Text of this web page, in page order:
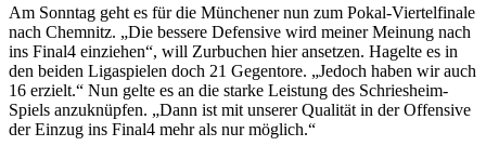
Am Sonntag geht es für die Münchener nun zum Pokal-Viertelfinale
nach Chemnitz. „Die bessere Defensive wird meiner Meinung nach
ins Final4 einziehen“, will Zurbuchen hier ansetzen. Hagelte es in
den beiden Ligaspielen doch 21 Gegentore. „Jedoch haben wir auch
16 erzielt.“ Nun gelte es an die starke Leistung des Schriesheim-
Spiels anzuknüpfen. „Dann ist mit unserer Qualität in der Offensive
der Einzug ins Final4 mehr als nur möglich.“